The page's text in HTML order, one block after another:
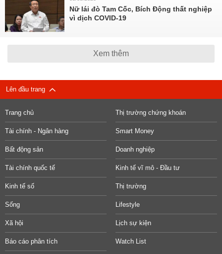
Nữ lái đò Tam Cốc, Bích Động thất nghiệp
vì dịch COVID-19
Xem thêm
Lên đầu trang
Trang chủ Thị trường chứng khoán
Tài chính - Ngân hàng Smart Money
Bất động sản Doanh nghiệp
Tài chính quốc tế Kinh tế vĩ mô - Đầu tư
Kinh tế số Thị trường
Sống Lifestyle
Xã hội Lịch sự kiện
Báo cáo phân tích Watch List